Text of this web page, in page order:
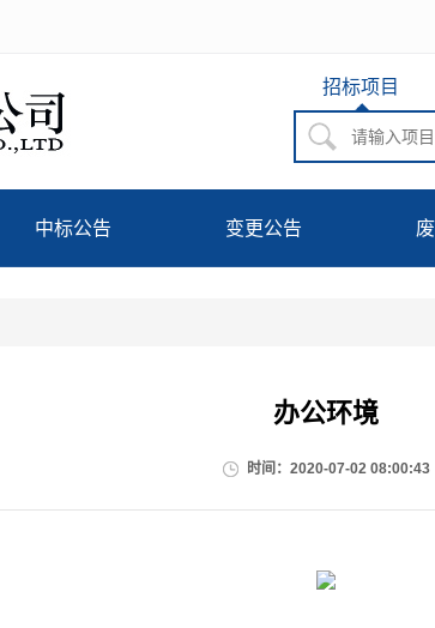
招标项目
中标公告 变更公告
办公环境
时间：2020-07-02 08:00:43